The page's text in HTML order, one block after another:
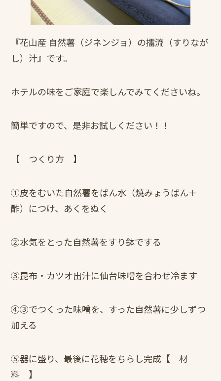
『花山産 自然薯（ジネンジョ）の擂流（すりなが
し）汁』です。
ホテルの味をご家庭で楽しんでみてくださいね。
簡単ですので、是非お試しください！！
【 つくり方 】
①皮をむいた自然薯をばん水（焼みょうばん＋
酢）につけ、あくをぬく
②水気をとった自然薯をすり鉢でする
③昆布・カツオ出汁に仙台味噌を合わせ冷ます
④③でつくった味噌を、すった自然薯に少しずつ
加える
⑤器に盛り、最後に花穂をちらし完成【 材
料 】